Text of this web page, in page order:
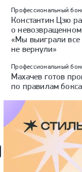
Профессиональный
Константин Цзю
о
«Мы выиграли
не вернули»
Профессиональный
Махачев готов
по правилам бокса